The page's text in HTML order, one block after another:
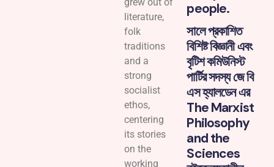
literature,
folk
traditions
and a
strong
socialist
ethos,
centering
its stories
on the
working
people.
সালে প্রকাশিত
বিশিষ্ট বিজ্ঞানী এবং
বৃটিশ কমিউনিস্ট
পার্টির সদস্য জে বি
এস হ্যালডেন এর
The Marxist
Philosophy
and the
Sciences